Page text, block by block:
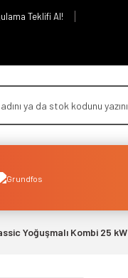
Teklifi Al!
Yoğuşmalı Kombi 25 kW